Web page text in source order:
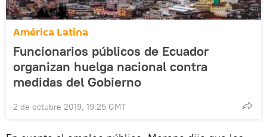
América Latina
Funcionarios públicos de Ecuador
organizan huelga nacional contra
medidas del Gobierno
2 de octubre 2019, 19:25 GMT